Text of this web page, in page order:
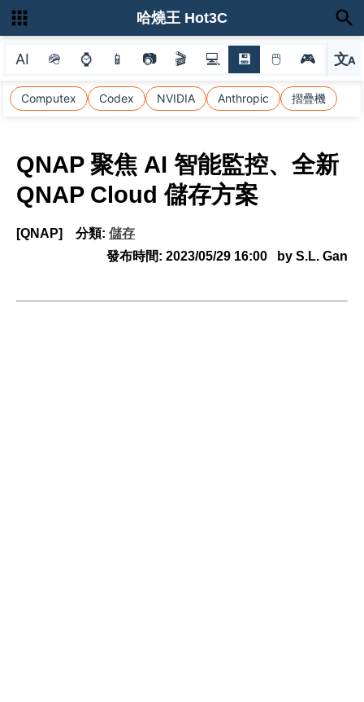
AI 🪖 ⌚ 📱 📷 🎬 💻 💾 🖱 🎮 文A
選
Computex Codex NVIDIA Anthropic 摺疊機
哈燒王 Hot3C
QNAP 聚焦 AI 智能監控、全新
QNAP Cloud 儲存方案
[QNAP] 分類: 儲存
發布時間: 2023/05/29 16:00 by S.L. Gan